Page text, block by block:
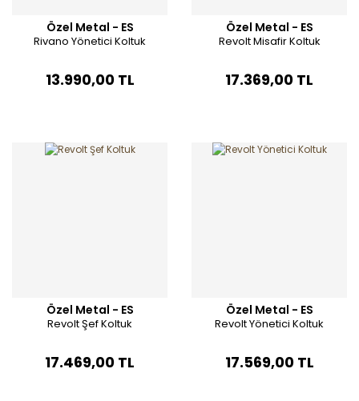
Özel Metal - ES
Rivano Yönetici Koltuk
13.990,00 TL
Özel Metal - ES
Revolt Misafir Koltuk
17.369,00 TL
Özel Metal - ES
Revolt Şef Koltuk
17.469,00 TL
Özel Metal - ES
Revolt Yönetici Koltuk
17.569,00 TL